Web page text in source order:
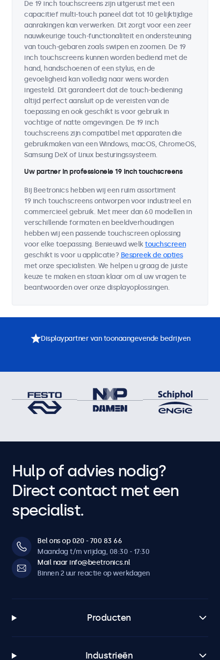
De 19 inch touchscreens zijn uitgerust met een
capacitief multi-touch paneel dat tot 10 gelijktijdige
aanrakingen kan verwerken. Dit zorgt voor een zeer
nauwkeurige touch-functionaliteit en ondersteuning
van touch-gebaren zoals swipen en zoomen. De 19
inch touchscreens kunnen worden bediend met de
hand, handschoenen of een stylus, en de
gevoeligheid kan volledig naar wens worden
ingesteld. Dit garandeert dat de touch-bediening
altijd perfect aansluit op de vereisten van de
toepassing en ook geschikt is voor gebruik in
vochtige of natte omgevingen. De 19 inch
touchscreens zijn compatibel met apparaten die
gebruikmaken van een Windows, macOS, ChromeOS,
Samsung DeX of Linux besturingssysteem.
Uw partner in professionele 19 inch touchscreens
Bij Beetronics hebben wij een ruim assortiment
19 inch touchscreens ontworpen voor industrieel en
commercieel gebruik. Met meer dan 60 modellen in
verschillende formaten en beeldverhoudingen
hebben wij een passende touchscreen oplossing
voor elke toepassing. Benieuwd welktouchscreen
geschikt is voor u applicatie? Bespreek de opties
met onze specialisten. We helpen u graag de juiste
keuze te maken en staan klaar om al uw vragen te
beantwoorden over onze displayoplossingen.
Displaypartner van toonaangevende bedrijven
Hulp of advies nodig?
Direct contact met een
specialist.
Bel ons op 020 - 700 83 66
Maandag t/m vrijdag, 08:30 - 17:30
Mail naar info@beetronics.nl
Binnen 2 uur reactie op werkdagen
Producten
Industrieën